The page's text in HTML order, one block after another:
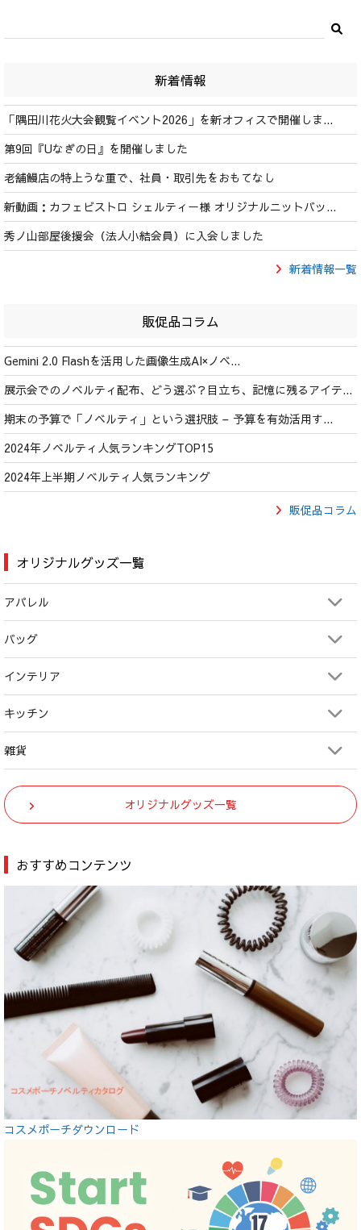
新着情報
「隅田川花火大会観覧イベント2026」を新オフィスで開催しま...
第9回『Uなぎの日』を開催しました
老舗鰻店の特上うな重で、社員・取引先をおもてなし
新動画：カフェビストロ シェルティー様 オリジナルニットバッ...
秀ノ山部屋後援会（法人小結会員）に入会しました
新着情報一覧
販促品コラム
Gemini 2.0 Flashを活用した画像生成AI×ノベ...
展示会でのノベルティ配布、どう選ぶ？目立ち、記憶に残るアイテ...
期末の予算で「ノベルティ」という選択肢 – 予算を有効活用す...
2024年ノベルティ人気ランキングTOP15
2024年上半期ノベルティ人気ランキング
販促品コラム
オリジナルグッズ一覧
アパレル
バッグ
インテリア
キッチン
雑貨
オリジナルグッズ一覧
おすすめコンテンツ
コスメポーチダウンロード